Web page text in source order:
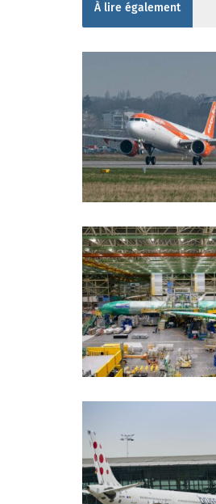
À lire également